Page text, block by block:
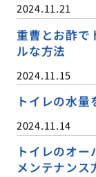
2024.11.21
重曹とお酢で
ルな方法
2024.11.15
トイレの水
2024.11.14
トイレのオ
メンテナンス